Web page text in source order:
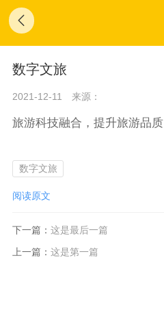
数字文旅
2021-12-11 来源：
旅游科技融合，提升旅游品质
数字文旅
阅读原文
下一篇：这是最后一篇
上一篇：这是第一篇